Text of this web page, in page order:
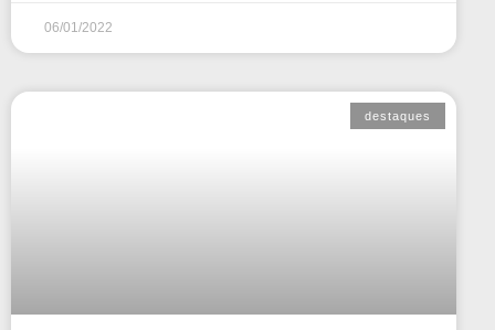
06/01/2022
destaques